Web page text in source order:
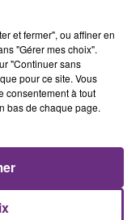
et fermer", ou affiner en
"Gérer mes choix".
"Continuer sans
pour ce site. Vous
consentement à tout
bas de chaque page.